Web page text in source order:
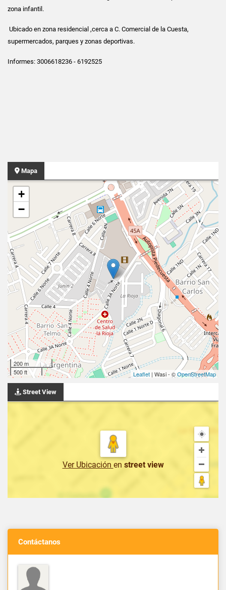
zona infantil.
Ubicado en zona residencial ,cerca a C. Comercial de la Cuesta,
supermercados, parques y zonas deportivas.
Informes: 3006618236 - 6192525
Mapa
+
−
200 m
500 ft
Leaflet | Wasi - ©OpenStreetMap
Street View
Ver Ubicación en street view
Contáctanos